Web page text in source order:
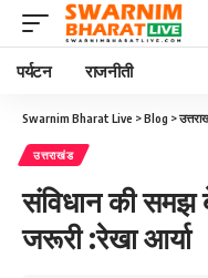
पर्यटन राजनीती
Swarnim Bharat Live >Blog >
उत्तराखंड
संविधान की समझ
जरूरी :रेखा आर्या